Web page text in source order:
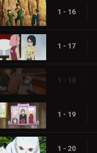
1 - 16
1 - 17
1 - 18
1 - 19
1 - 20